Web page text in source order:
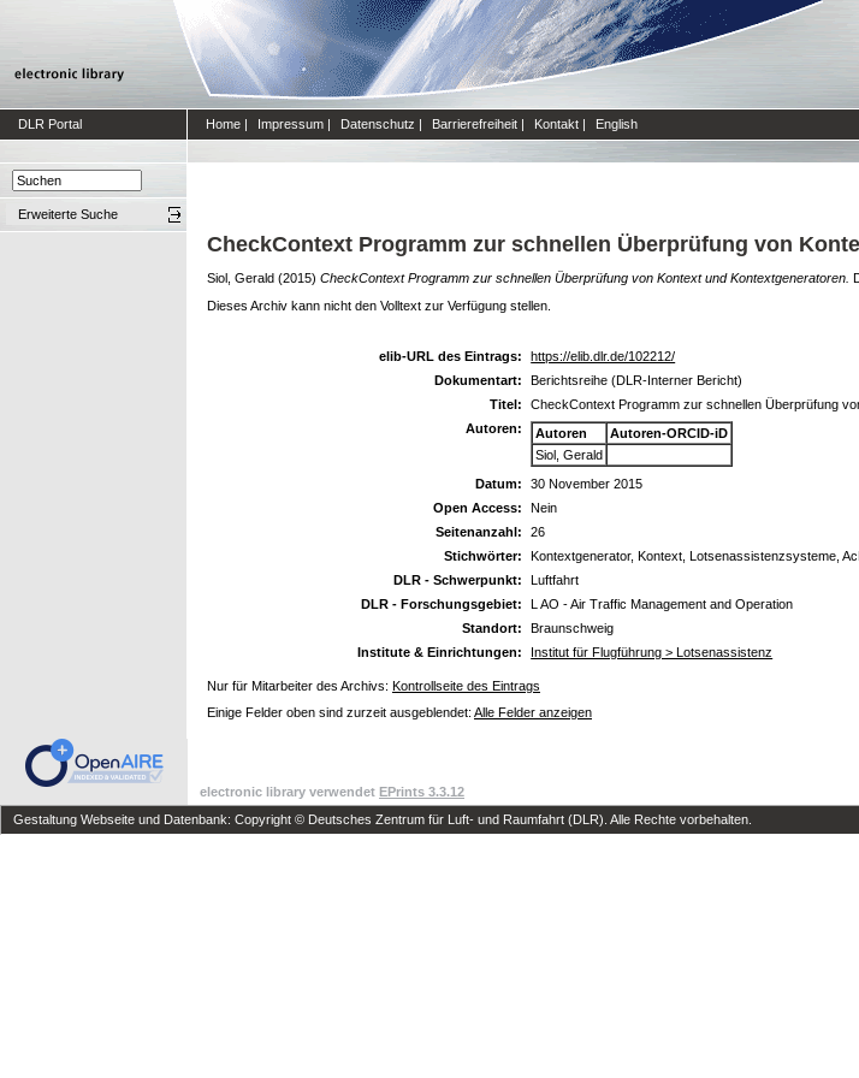
DLR Portal Home | Impressum | Datenschutz | Barrierefreiheit | Kontakt | English
Erweiterte Suche
CheckContext Programm zur schnellen Überprüfung von
Siol, Gerald (2015) CheckContext Programm zur schnellen Überprüfung von Kontext und Kontextgeneratoren.
Dieses Archiv kann nicht den Volltext zur Verfügung stellen.
elib-URL des Eintrags:
https://elib.dlr.de/102212/
Dokumentart:
Berichtsreihe (DLR-Interner Bericht)
Titel:
CheckContext Programm zur schnellen Überprüfung
Autoren:
Autoren
Autoren-ORCID-iD
Siol, Gerald
Datum:
30 November 2015
Open Access:
Nein
Seitenanzahl:
26
Stichwörter:
Kontextgenerator, Kontext, Lotsenassistenzsysteme,
DLR - Schwerpunkt:
Luftfahrt
DLR - Forschungsgebiet:
L AO - Air Traffic Management and Operation
Standort:
Braunschweig
Institute & Einrichtungen:
Institut für Flugführung > Lotsenassistenz
Nur für Mitarbeiter des Archivs: Kontrollseite des Eintrags
Einige Felder oben sind zurzeit ausgeblendet: Alle Felder anzeigen
electronic library verwendet EPrints 3.3.12
Gestaltung Webseite und Datenbank: Copyright © Deutsches Zentrum für Luft- und Raumfahrt (DLR). Alle Rechte vorbehalten.